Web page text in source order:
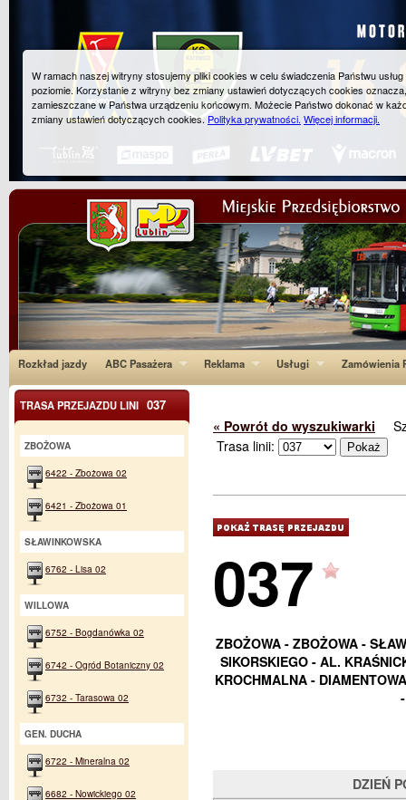
Rozkład jazdy ABC Pasażera Reklama Usługi Zamówienia
« Powrót do wyszukiwarki
Trasa linii:
037
ZBOŻOWA - ZBOŻOWA -
SIKORSKIEGO - AL.
KROCHMALNA -
DZIEŃ
TRASA PRZEJAZDU LINI 037
ZBOŻOWA
6422 - Zbożowa 02
6421 - Zbożowa 01
SŁAWINKOWSKA
6762 - Lisa 02
WILLOWA
6752 - Bogdanówka 02
6742 - Ogród Botaniczny 02
6732 - Tarasowa 02
GEN. DUCHA
6722 - Mineralna 02
6682 - Nowickiego 02
W ramach naszej witryny stosujemy pliki cookies w celu świadczenia Państwu
poziomie. Korzystanie z witryny bez zmiany ustawień dotyczących cookies
zamieszczane w Państwa urządzeniu końcowym. Możecie Państwo dokonać w
zmiany ustawień dotyczących cookies.Polityka prywatności. Więcej informacji.